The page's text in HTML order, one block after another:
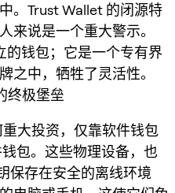
。Trust Wallet 的闭源特
来说是一个重大警示。
的钱包；它是一个专有界
之中，牺牲了灵活性。
终极堡垒
大投资，仅靠软件钱包
包。这些物理设备，也
保存在安全的离线环境